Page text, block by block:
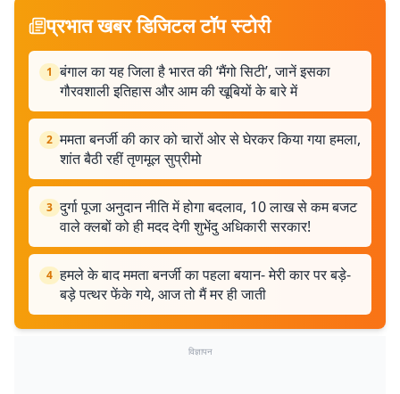
प्रभात खबर डिजिटल टॉप स्टोरी
1 बंगाल का यह जिला है भारत की ‘मैंगो सिटी’, जानें इसका
गौरवशाली इतिहास और आम की खूबियों के बारे में
2 ममता बनर्जी की कार को चारों ओर से घेरकर किया गया हमला,
शांत बैठी रहीं तृणमूल सुप्रीमो
3 दुर्गा पूजा अनुदान नीति में होगा बदलाव, 10 लाख से कम बजट
वाले क्लबों को ही मदद देगी शुभेंदु अधिकारी सरकार!
4 हमले के बाद ममता बनर्जी का पहला बयान- मेरी कार पर बड़े-
बड़े पत्थर फेंके गये, आज तो मैं मर ही जाती
विज्ञापन